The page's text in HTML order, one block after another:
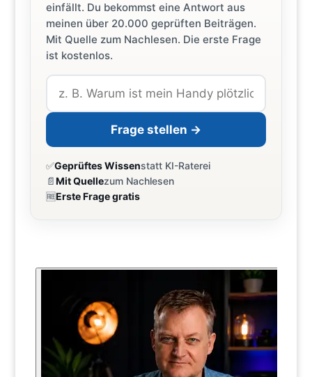
einfällt. Du bekommst eine Antwort aus
meinen über 20.000 geprüften Beiträgen.
Mit Quelle zum Nachlesen. Die erste Frage
ist kostenlos.
Frage stellen →
✅Geprüftes Wissenstatt KI-Raterei
📄Mit Quellezum Nachlesen
🆓Erste Frage gratis